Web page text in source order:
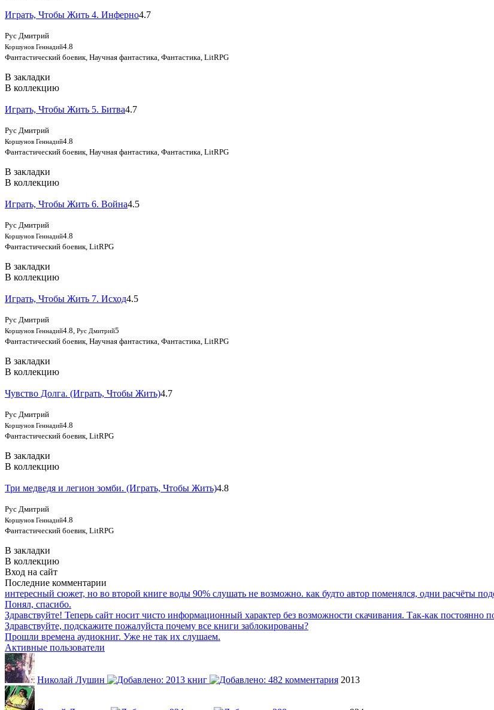
Играть, Чтобы Жить 4. Инферно4.7
Рус Дмитрий
Коршунов Геннадий4.8
Фантастический боевик, Научная фантастика, Фантастика, LitRPG
В закладки
В коллекцию
Играть, Чтобы Жить 5. Битва4.7
Рус Дмитрий
Коршунов Геннадий4.8
Фантастический боевик, Научная фантастика, Фантастика, LitRPG
В закладки
В коллекцию
Играть, Чтобы Жить 6. Война4.5
Рус Дмитрий
Коршунов Геннадий4.8
Фантастический боевик, LitRPG
В закладки
В коллекцию
Играть, Чтобы Жить 7. Исход4.5
Рус Дмитрий
Коршунов Геннадий4.8 Рус Дмитрий5
Фантастический боевик, Научная фантастика, Фантастика, LitRPG
В закладки
В коллекцию
Чувство Долга. (Играть, Чтобы Жить)4.7
Рус Дмитрий
Коршунов Геннадий4.8
Фантастический боевик, LitRPG
В закладки
В коллекцию
Три медведя и легион зомби. (Играть, Чтобы Жить)4.8
Рус Дмитрий
Коршунов Геннадий4.8
Фантастический боевик, LitRPG
В закладки
В коллекцию
Вход на сайт
Последние комментарии
интересный сюжет, но во второй книге воды 90% слушать не возможно. как будто автор поменялся, одни расчёты
Понял, спасибо.
Здравствуйте! Теперь сайт носит чисто информационный характер без возможности скачивания. Так-как постоянно
Здравствуйте, подскажите пожалуйста почему все книги заблокированы?
Прошли времена аудиокниг. Уже не так их слушаем.
Активные пользователи
Николай Лушин 2013